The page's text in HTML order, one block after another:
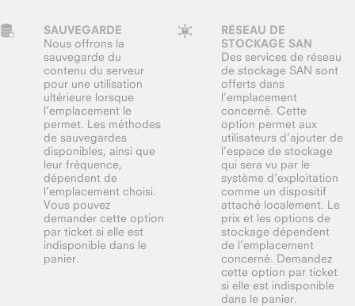
SAUVEGARDE
Nous offrons la
sauvegarde du
contenu du serveur
pour une utilisation
ultérieure lorsque
l’emplacement le
permet. Les méthodes
de sauvegardes
disponibles, ainsi que
leur fréquence,
dépendent de
l’emplacement choisi.
Vous pouvez
demander cette option
par ticket si elle est
indisponible dans le
panier.
RÉSEAU DE
STOCKAGE SAN
Des services de réseau
de stockage SAN sont
offerts dans
l’emplacement
concerné. Cette
option permet aux
utilisateurs d’ajouter de
l’espace de stockage
qui sera vu par le
système d’exploitation
comme un dispositif
attaché localement. Le
prix et les options de
stockage dépendent
de l’emplacement
concerné. Demandez
cette option par ticket
si elle est indisponible
dans le panier.